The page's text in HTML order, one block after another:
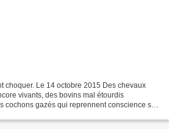
choquer. Le 14 octobre 2015 Des chevaux
vivants, des bovins mal étourdis
cochons gazés qui reprennent conscience sur